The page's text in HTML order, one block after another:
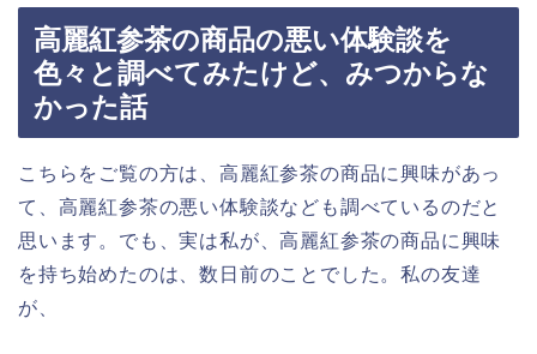
高麗紅参茶の商品の悪い体験談を
色々と調べてみたけど、みつからな
かった話
こちらをご覧の方は、高麗紅参茶の商品に興味があっ
て、高麗紅参茶の悪い体験談なども調べているのだと
思います。でも、実は私が、高麗紅参茶の商品に興味
を持ち始めたのは、数日前のことでした。私の友達
が、